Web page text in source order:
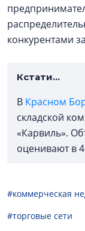
конкурентами
Кстати…
В Красном
складской
«Карвиль».
оценивают в
#коммерческая
#торговые сети